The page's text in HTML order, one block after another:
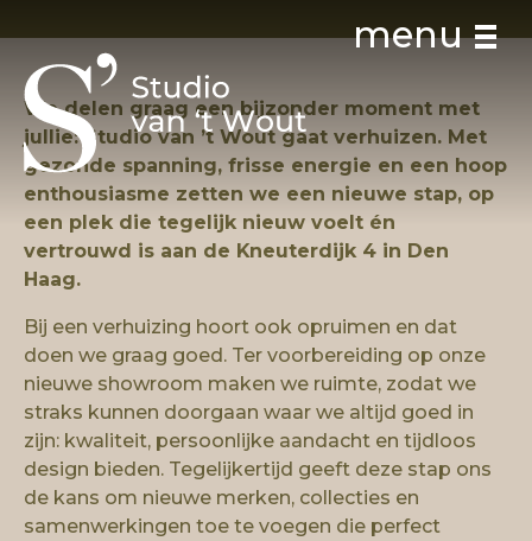
menu
Studio
Studio van ’t Wout
Ons team
Interieur stappenplan
The Community Office
We delen graag een bijzonder moment met
jullie: Studio van ’t Wout gaat verhuizen. Met
gezonde spanning, frisse energie en een hoop
enthousiasme zetten we een nieuwe stap, op
een plek die tegelijk nieuw voelt én
vertrouwd is aan de Kneuterdijk 4 in Den
Haag.
Bij een verhuizing hoort ook opruimen en dat
doen we graag goed. Ter voorbereiding op onze
nieuwe showroom maken we ruimte, zodat we
straks kunnen doorgaan waar we altijd goed in
zijn: kwaliteit, persoonlijke aandacht en tijdloos
design bieden. Tegelijkertijd geeft deze stap ons
de kans om nieuwe merken, collecties en
samenwerkingen toe te voegen die perfect